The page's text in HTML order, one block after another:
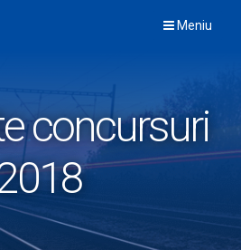
Meniu
concursuri